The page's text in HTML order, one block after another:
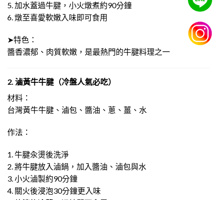
5. 加水蓋過牛腱，小火燉煮約90分鐘
6. 燉至喜愛軟嫩入味即可食用
➤特色：
醬香濃郁、肉質軟嫩，是最熱門的牛腱料理之一
2. 滷黃牛牛腱（冷盤人氣必吃）
材料：
台灣黃牛牛腱、滷包、醬油、蔥、薑、水
作法：
1. 牛腱汆燙後洗淨
2. 將牛腱放入滷鍋，加入醬油、滷包與水
3. 小火滷製約90分鐘
4. 關火後浸泡30分鐘更入味